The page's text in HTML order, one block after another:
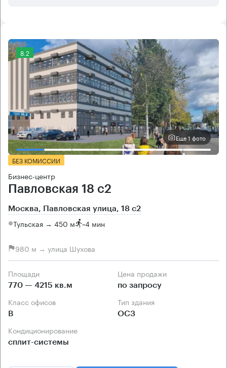
8.2
Еще 1 фото
БЕЗ КОМИССИИ
Бизнес-центр
Павловская 18 с2
Москва, Павловская улица, 18 с2
Тульская → 450 м ~4 мин
980 м → улица Шухова
Площади
770 — 4215 кв.м
Цена продажи
по запросу
Класс офисов
B
Тип здания
ОСЗ
Кондиционирование
сплит-системы